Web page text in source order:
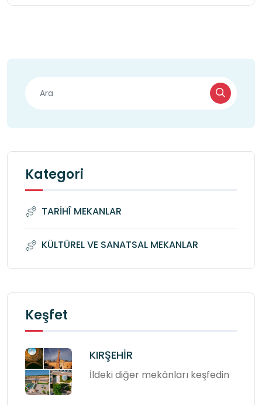
Kategori
TARİHÎ MEKANLAR
KÜLTÜREL VE SANATSAL MEKANLAR
Keşfet
KIRŞEHİR
İldeki diğer mekânları keşfedin